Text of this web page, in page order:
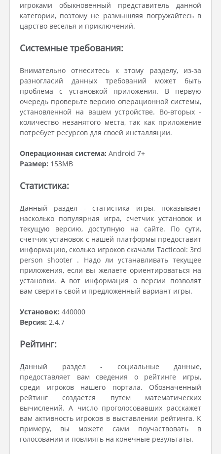
игроками обыкновенный представитель данной
категории, поэтому не размышляя погружайтесь в
царство веселья и приключений.
Системные требования:
Внимательно отнеситесь к этому разделу, из-за
разногласий данных требований может быть
проблема с установкой приложения. В первую
очередь проверьте версию операционной системы,
установленной на вашем устройстве. Во-вторых -
количество незанятого места, так как приложение
потребует ресурсов для своей инсталляции.
Операционная система: Android 7+
Размер: 153MB
Статистика:
Данный раздел - статистика игры, показывает
насколько популярная игра, счетчик установок и
текущую версию, доступную на сайте. По сути,
счетчик установок с нашей платформы предоставит
информацию, сколько игроков скачали Tacticool: 3rd
person shooter . Надо ли устанавливать текущее
приложения, если вы желаете ориентироваться на
установки. А вот информация о версии позволят
вам сверить свой и предложенный вариант игры.
Установок: 440000
Версия: 2.4.7
Рейтинг:
Данный раздел - социальные данные,
предоставляет вам сведения о рейтинге игры,
среди игроков нашего портала. Обозначенный
рейтинг создается путем математических
вычислений. А число проголосовавших расскажет
вам активность игроков в выставлении рейтинга. К
примеру, вы можете сами поучаствовать в
голосовании и повлиять на конечные результаты.